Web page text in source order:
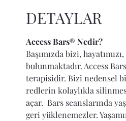
DETAYLAR
Access Bars® Nedir?
Başımızda bizi,
bulunmaktadır. Access
terapisidir. Bizi nedensel
redlerin kolaylıkla
açar.  Bars seanslarında
geri yüklenemezler.